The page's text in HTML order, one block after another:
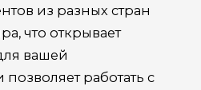
из разных стран
что открывает
вашей
позволяет работать с